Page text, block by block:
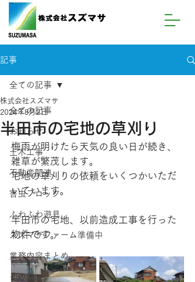
記事
全ての記事
お知らせ
土木工事
不動産関連
害虫ブロック
ふわふわ遊具
スズマサファーム準備中
業務内容まとめ
その他
全ての記事
半田市の宅地の草刈り
株式会社スズマサ
2024年8月2日
梅雨が明けたら天気の良い日が続き、
雑草が繁茂します。
宅地の草刈りの依頼をいくつかいただ
いています。
半田市の宅地、以前造成工事を行った
物件です。